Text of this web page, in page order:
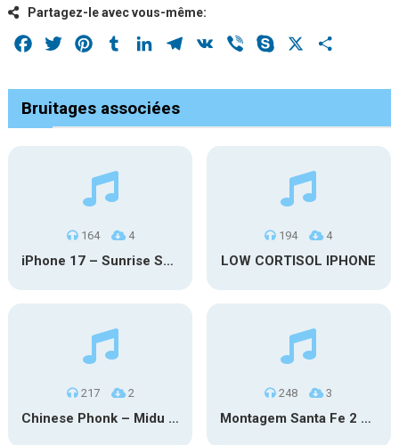
Partagez-le avec vous-même:
Facebook
Twitter PinterestTumblrLinkedInTelegram
VK Viber Skype
Bruitages associées
164 4
iPhone 17 – Sunrise Serenity
194 4
LOW CORTISOL IPHONE
217 2
Chinese Phonk – Midu Echoing (Marimba)
248 3
Montagem Santa Fe 2 – Phonk (iPhone)